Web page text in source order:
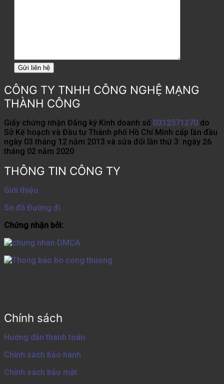
CÔNG TY TNHH CÔNG NGHỆ MẠNG
THÀNH CÔNG
Giấy chứng nhận Đăng ký Kinh doanh số 0312571270 do
Sở Kế hoạch và Đầu tư Thành phố Hồ Chí Minh cấp lần đầu
ngày 03 tháng 12 năm 2013 và sửa đổi lần thứ 3: ngày 26
tháng 02 năm 2020
THÔNG TIN CÔNG TY
Giới thiệu
Sơ đồ Đường đi
Chứng nhận bởi:
Chính sách
Hướng dẫn thanh toán
Chính sách bảo hành
Chính sách bảo mật